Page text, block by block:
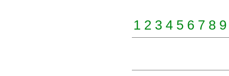
1 2 3 4 5 6 7 8 9